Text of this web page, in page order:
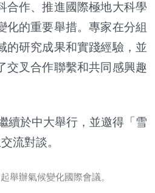
合作、推進國際極地大科學
化的重要舉措。專家在分組
的研究成果和實踐經驗，並
交叉合作聯繫和共同感興趣
續於中大舉行，並邀得「雪
流對談。
舉辦氣候變化國際會議。